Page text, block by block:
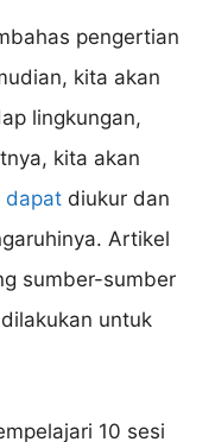
pengertian
kita akan
lingkungan,
kita akan
dapat diukur dan
Artikel
sumber-sumber
dilakukan untuk
10 sesi